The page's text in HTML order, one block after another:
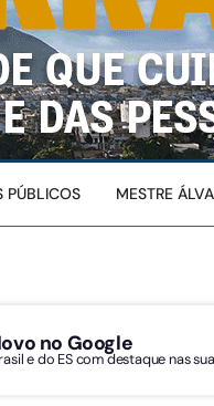
PÚBLICOS MESTRE
no Google
e do ES com destaque nas